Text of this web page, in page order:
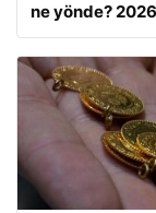
ne yönde?